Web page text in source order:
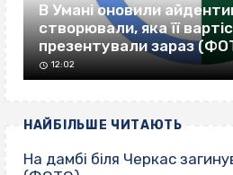
В Умані оновили
створювали, яка її
презентували зараз
12:02
НАЙБІЛЬШЕ ЧИТАЮТЬ
На дамбі біля Черкас